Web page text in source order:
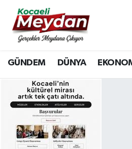
GÜNDEM DÜNYA
Nöbetçi Eczaneler
Hava Durumu
Trafik Durumu
Süper Lig Puan Durumu
Tüm Manşetler